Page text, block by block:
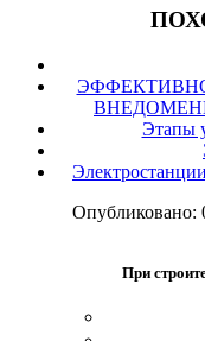
Этапы
Опубликовано:
При